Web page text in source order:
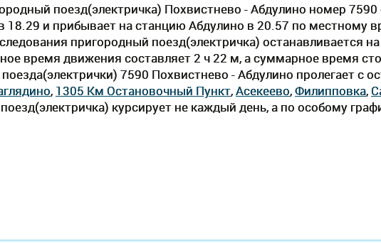
поезд(электричка) Похвистнево - Абдулино номер 7590
18.29 и прибывает на станцию Абдулино в 20.57 по местному
пригородный поезд(электричка) останавливается
время движения составляет 2 ч 22 м, а суммарное время
7590 Похвистнево - Абдулино пролегает c
, 1305 Км Остановочный Пункт,Асекеево,Филипповка,
курсирует не каждый день, а по особому